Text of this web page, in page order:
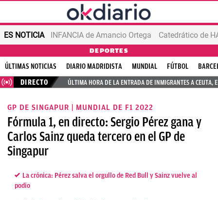
ES NOTICIA INFANCIA de Amancio Ortega
DEPORTES
ÚLTIMAS NOTICIAS DIARIO MADRIDISTA MUNDIAL FÚTBOL
DIRECTO
ÚLTIMA HORA DE LA ENTRADA DE INMIGRANTES A CEUTA,
GP DE SINGAPUR | MUNDIAL DE F1 2022
Fórmula 1, en directo: Sergio Pérez gana y
Carlos Sainz queda tercero en el GP de
Singapur
La crónica: Pérez salva el orgullo de Red Bull y Sainz vuelve al
podio